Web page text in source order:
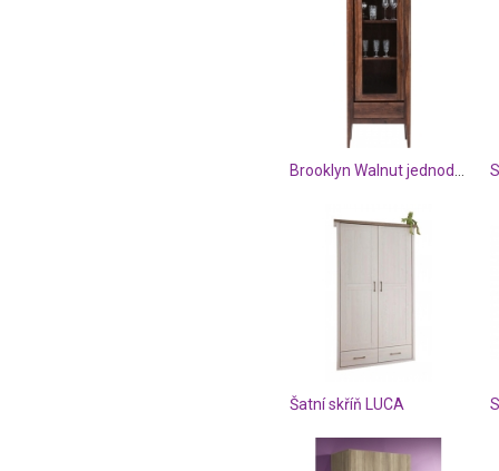
Šatní skříň LUCA